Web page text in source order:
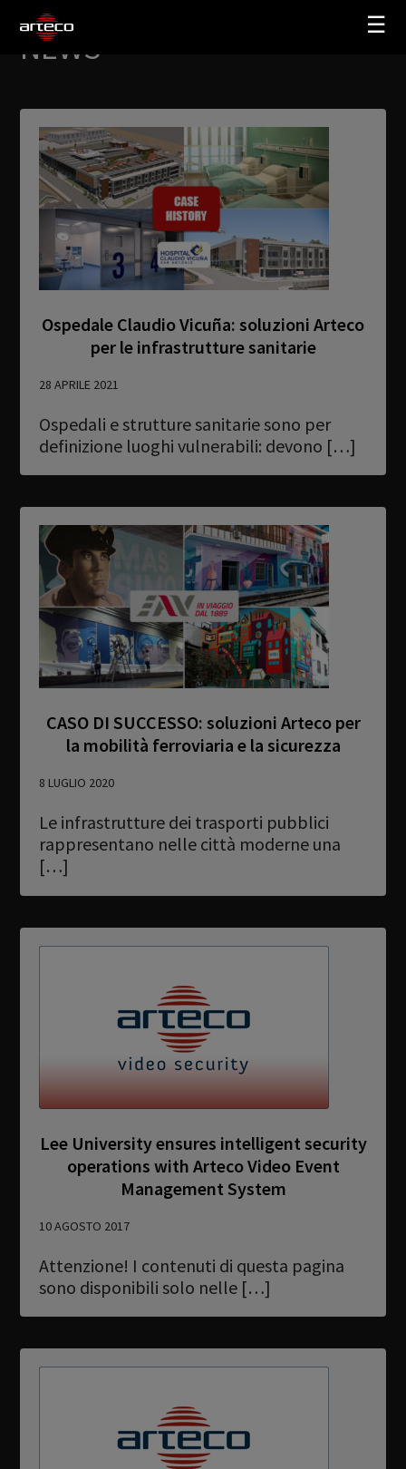
☰
My Arteco
acquistare
Newsletter
Download
Lingua
AZIENDA
TRAINING
PARTNERS
NEWS
SUPPORTO
NEWS
Ospedale Claudio Vicuña: soluzioni Arteco
per le infrastrutture sanitarie
28 APRILE 2021
Ospedali e strutture sanitarie sono per
definizione luoghi vulnerabili: devono […]
CASO DI SUCCESSO: soluzioni Arteco per
la mobilità ferroviaria e la sicurezza
8 LUGLIO 2020
Le infrastrutture dei trasporti pubblici
rappresentano nelle città moderne una
[…]
Lee University ensures intelligent security
operations with Arteco Video Event
Management System
10 AGOSTO 2017
Attenzione! I contenuti di questa pagina
sono disponibili solo nelle […]